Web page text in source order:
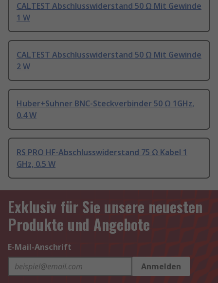
CALTEST Abschlusswiderstand 50 Ω Mit Gewinde
1 W
CALTEST Abschlusswiderstand 50 Ω Mit Gewinde
2 W
Huber+Suhner BNC-Steckverbinder 50 Ω 1GHz,
0.4 W
RS PRO HF-Abschlusswiderstand 75 Ω Kabel 1
GHz, 0.5 W
Exklusiv für Sie unsere neuesten
Produkte und Angebote
E-Mail-Anschrift
Anmelden